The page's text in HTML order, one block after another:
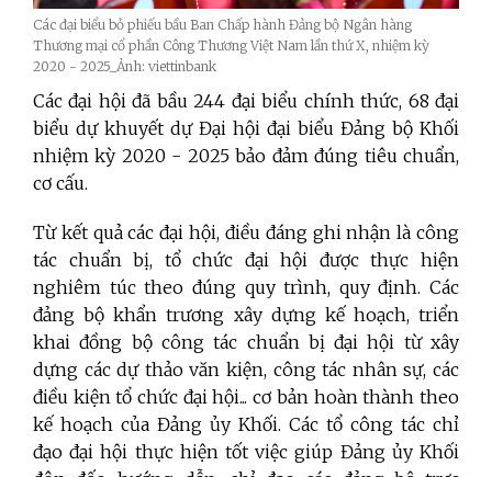
Các đại biểu bỏ phiếu bầu Ban Chấp hành Đảng bộ Ngân hàng
Thương mại cổ phần Công Thương Việt Nam lần thứ X, nhiệm kỳ
2020 - 2025_Ảnh: viettinbank
Các đại hội đã bầu 244 đại biểu chính thức, 68 đại
biểu dự khuyết dự Đại hội đại biểu Đảng bộ Khối
nhiệm kỳ 2020 - 2025 bảo đảm đúng tiêu chuẩn,
cơ cấu.
Từ kết quả các đại hội, điều đáng ghi nhận là công
tác chuẩn bị, tổ chức đại hội được thực hiện
nghiêm túc theo đúng quy trình, quy định. Các
đảng bộ khẩn trương xây dựng kế hoạch, triển
khai đồng bộ công tác chuẩn bị đại hội từ xây
dựng các dự thảo văn kiện, công tác nhân sự, các
điều kiện tổ chức đại hội... cơ bản hoàn thành theo
kế hoạch của Đảng ủy Khối. Các tổ công tác chỉ
đạo đại hội thực hiện tốt việc giúp Đảng ủy Khối